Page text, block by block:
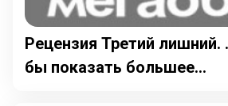
Рецензия Третий
бы показать большее...